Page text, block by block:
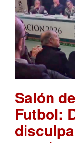
Salón
Futbol: